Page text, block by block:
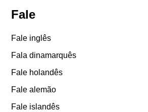
Fale
Fale inglês
Fala dinamarquês
Fale holandês
Fale alemão
Fale islandês